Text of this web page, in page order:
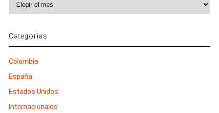
Categorías
Colombia
España
Estados Unidos
Internacionales